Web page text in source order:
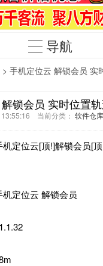
导航
> 手机定位云 解锁会员 实
锁会员 实时位置
当前分类： 软件仓库
机定位云[顶!]解锁会员[
机定位云 解锁会员